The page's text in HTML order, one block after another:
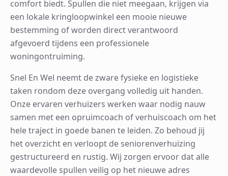
comfort biedt. Spullen die niet meegaan, krijgen via
een lokale kringloopwinkel een mooie nieuwe
bestemming of worden direct verantwoord
afgevoerd tijdens een professionele
woningontruiming.
Snel En Wel neemt de zware fysieke en logistieke
taken rondom deze overgang volledig uit handen.
Onze ervaren verhuizers werken waar nodig nauw
samen met een opruimcoach of verhuiscoach om het
hele traject in goede banen te leiden. Zo behoud jij
het overzicht en verloopt de seniorenverhuizing
gestructureerd en rustig. Wij zorgen ervoor dat alle
waardevolle spullen veilig op het nieuwe adres